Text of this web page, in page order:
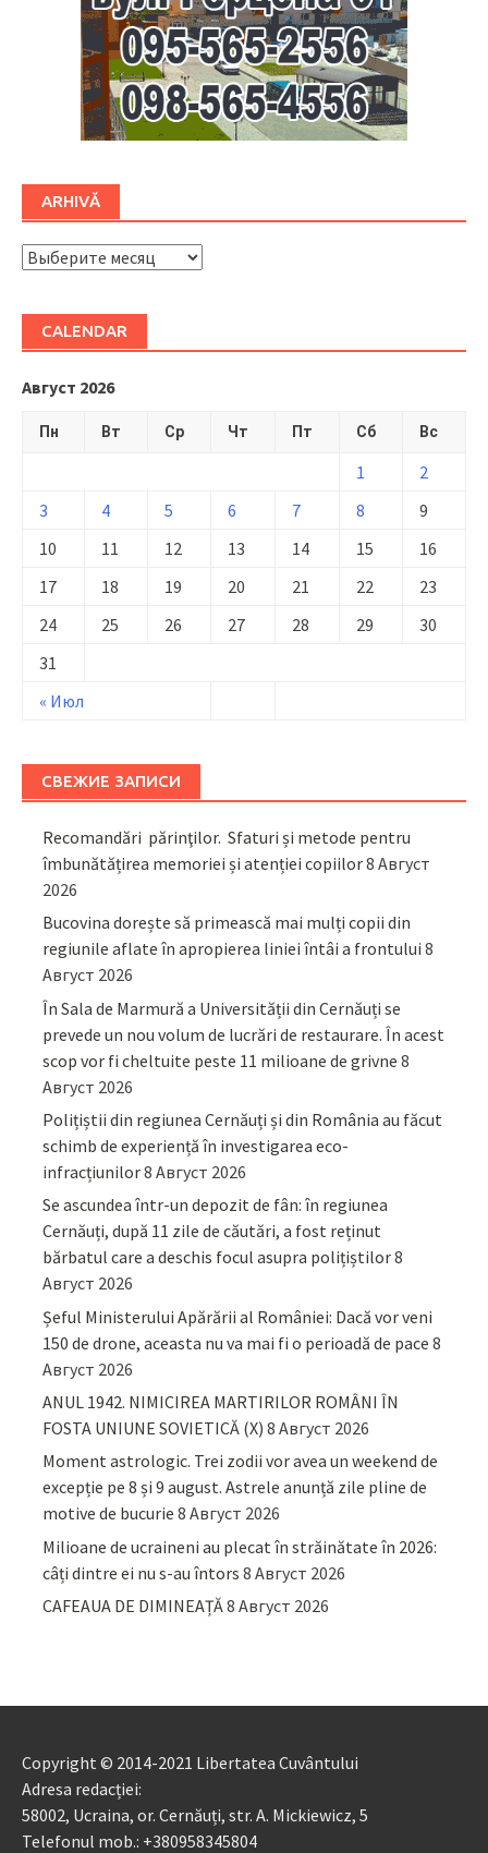
ARHIVĂ
ARHIVĂ
CALENDAR
Август 2026
Пн Вт Ср Чт Пт Сб Вс
« Июл
1
2
3
4 5 6 7 8
9
10
11 12 13 14 15
16
17
18 19 20 21 22
23
24
25 26 27 28 29
30
31
СВЕЖИЕ ЗАПИСИ
Recomandări părinţilor. Sfaturi și metode pentru
îmbunătățirea memoriei și atenției copiilor8 Август
2026
Bucovina dorește să primească mai mulți copii din
regiunile aflate în apropierea liniei întâi a frontului 8
Август 2026
În Sala de Marmură a Universității din Cernăuți se
prevede un nou volum de lucrări de restaurare. În acest
scop vor fi cheltuite peste 11 milioane de grivne 8
Август 2026
Polițiștii din regiunea Cernăuți și din România au făcut
schimb de experiență în investigarea eco-
infracțiunilor8 Август 2026
Se ascundea într-un depozit de fân: în regiunea
Cernăuți, după 11 zile de căutări, a fost reținut
bărbatul care a deschis focul asupra polițiștilor8
Август 2026
Șeful Ministerului Apărării al României: Dacă vor veni
150 de drone, aceasta nu va mai fi o perioadă de pace 8
Август 2026
ANUL 1942. NIMICIREA MARTIRILOR ROMÂNI ÎN
FOSTA UNIUNE SOVIETICĂ (X) 8 Август 2026
Moment astrologic. Trei zodii vor avea un weekend de
excepție pe 8 și 9 august. Astrele anunță zile pline de
motive de bucurie 8 Август 2026
Milioane de ucraineni au plecat în străinătate în 2026:
câți dintre ei nu s-au întors 8 Август 2026
CAFEAUA DE DIMINEAȚĂ8 Август 2026
Copyright © 2014-2021 Libertatea Cuvântului
Adresa redacției:
58002, Ucraina, or. Cernăuți, str. A. Mickiewicz, 5
Telefonul mob.: +380958345804